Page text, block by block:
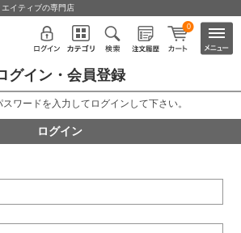
イティブの専門店
0
グイン・会員登録
ワードを入力してログインして下さい。
ログイン